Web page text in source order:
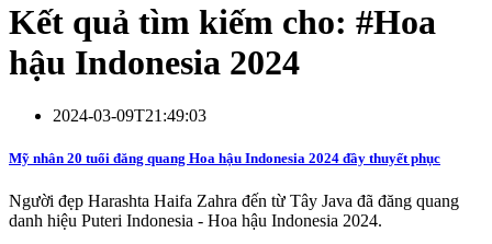
Kết quả tìm kiếm cho: #Hoa
hậu Indonesia 2024
2024-03-09T21:49:03
Mỹ nhân 20 tuổi đăng quang Hoa hậu Indonesia 2024 đầy thuyết phục
Người đẹp Harashta Haifa Zahra đến từ Tây Java đã đăng quang
danh hiệu Puteri Indonesia - Hoa hậu Indonesia 2024.